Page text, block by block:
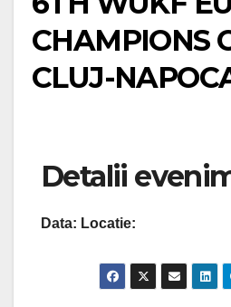
CHAMPIONS
CLUJ-
Detalii
Data: Locatie: